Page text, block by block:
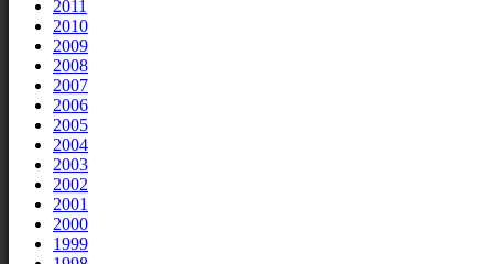
2011
2010
2009
2008
2007
2006
2005
2004
2003
2002
2001
2000
1999